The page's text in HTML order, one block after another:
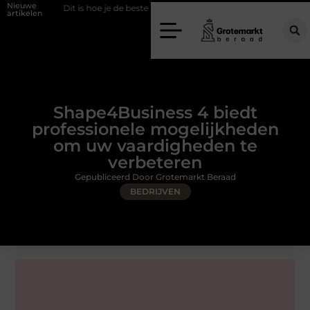
Nieuwe
artikelen
Dit is hoe je de beste kapper in Arnhem kunt vinden
Shape4Business 4 biedt
professionele mogelijkheden
om uw vaardigheden te
verbeteren
BEDRIJVEN
Gepubliceerd Door Grotemarkt Beraad